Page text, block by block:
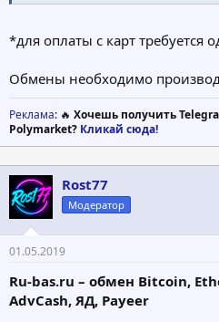
*для оплаты с карт требуется
Обмены необходимо
Реклама: 🔥 Хочешь получить
Polymarket? Кликай сюда!
Rost77
Модератор
01.05.2019
Ru-bas.ru – обмен Bitcoin,
AdvCash, ЯД, Payeer